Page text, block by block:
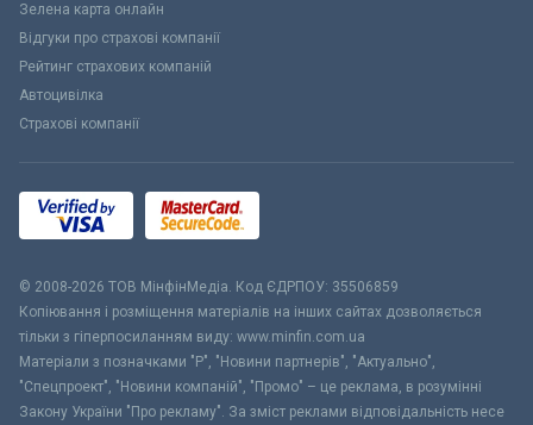
Зелена карта онлайн
Відгуки про страхові компанії
Рейтинг страхових компаній
Автоцивілка
Страхові компанії
© 2008-2026 ТОВ МiнфiнМедiа. Код ЄДРПОУ: 35506859
Копіювання і розміщення матеріалів на інших сайтах дозволяється
тільки з гіперпосиланням виду: www.minfin.com.ua
Матеріали з позначками "Р", "Новини партнерів", "Актуально",
"Спецпроект", "Новини компаній", "Промо" – це реклама, в розумінні
Закону України "Про рекламу". За зміст реклами відповідальність несе